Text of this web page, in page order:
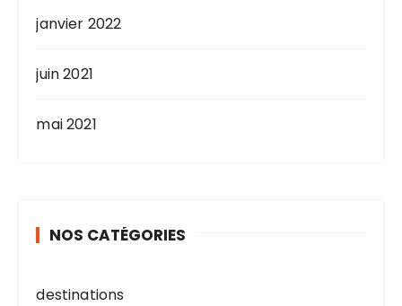
janvier 2022
juin 2021
mai 2021
NOS CATÉGORIES
destinations